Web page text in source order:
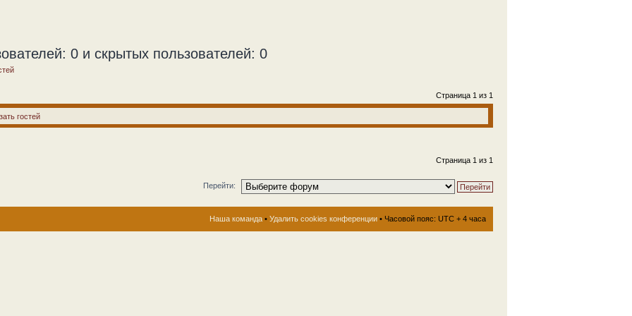
0 и скрытых пользователей: 0
Страница 1 из 1
гостей
Страница 1 из 1
Перейти:
Наша команда • Удалить cookies конференции • Часовой пояс: UTC + 4 часа